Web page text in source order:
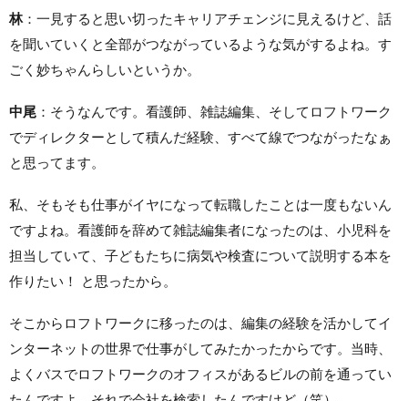
林：一見すると思い切ったキャリアチェンジに見えるけど、話
を聞いていくと全部がつながっているような気がするよね。す
ごく妙ちゃんらしいというか。
中尾 ：そうなんです。看護師、雑誌編集、そしてロフトワーク
でディレクターとして積んだ経験、すべて線でつながったなぁ
と思ってます。
私、そもそも仕事がイヤになって転職したことは一度もないん
ですよね。看護師を辞めて雑誌編集者になったのは、小児科を
担当していて、子どもたちに病気や検査について説明する本を
作りたい！ と思ったから。
そこからロフトワークに移ったのは、編集の経験を活かしてイ
ンターネットの世界で仕事がしてみたかったからです。当時、
よくバスでロフトワークのオフィスがあるビルの前を通ってい